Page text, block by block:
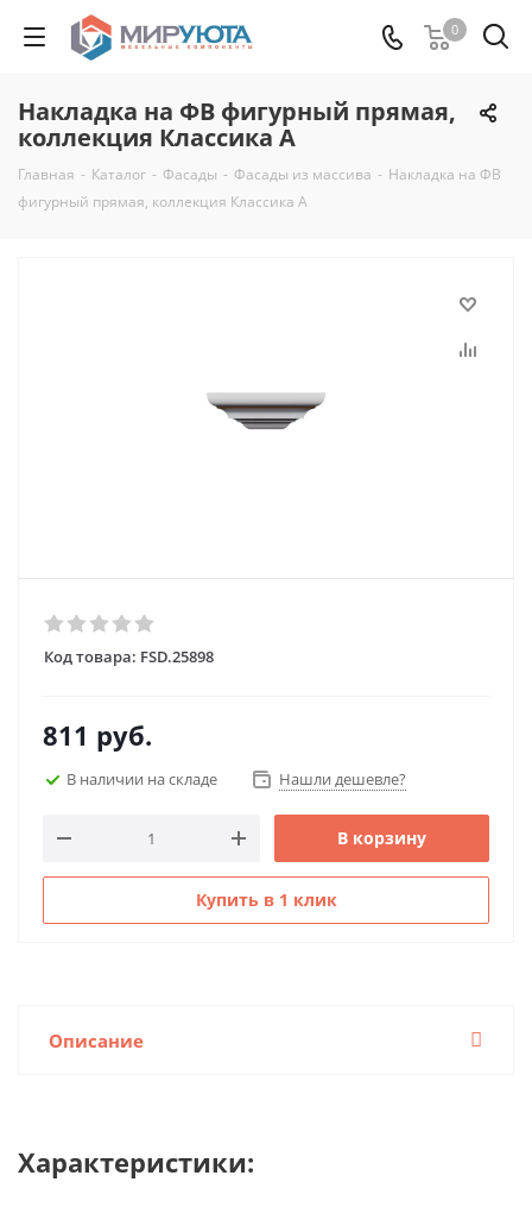
0
Накладка на ФВ фигурный прямая,
коллекция Классика А
Главная - Каталог - Фасады - Фасады из массива - Накладка на ФВ
фигурный прямая, коллекция Классика А
Код товара: FSD.25898
811 руб.
В наличии на складе Нашли дешевле?
В корзину
Купить в 1 клик
Описание
Характеристики: